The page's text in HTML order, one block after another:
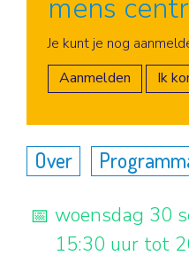
mens
Aanmelden
Je kunt je nog
Aanmelden
Ik
Over
woensdag 30
15:30 uur tot